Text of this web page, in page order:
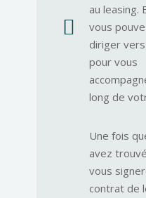

au leasing.
vous
diriger
pour vous
long de
Une fois
avez
vous
contrat de